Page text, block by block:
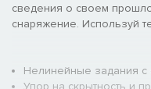
сведения о своем
снаряжение. Используй
Нелинейные задания с
Упор на скрытность и